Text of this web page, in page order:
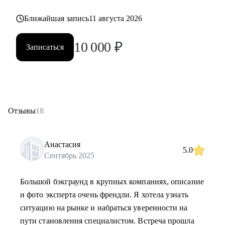
Ближайшая запись11 августа 2026
Записаться 10 000 ₽
Отзывы18
Анастасия
Сентябрь 2025
5.0
Большой бэкграунд в крупных компаниях, описание
и фото эксперта очень френдли. Я хотела узнать
ситуацию на рынке и набраться уверенности на
пути становления специалистом. Встреча прошла